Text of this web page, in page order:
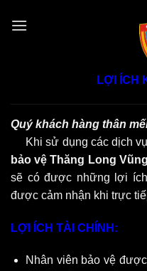
LỢI ÍCH
Quý khách hàng thân
Khi sử dụng các dịch
bảo vệ Thăng Long
sẽ có được những lợi
được cảm nhận khi trực
LỢI ÍCH TÀI CHÍNH:
Nhân viên bảo vệ